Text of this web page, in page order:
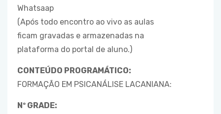
Whatsaap
(Após todo encontro ao vivo as aulas
ficam gravadas e armazenadas na
plataforma do portal de aluno.)
CONTEÚDO PROGRAMÁTICO:
FORMAÇÃO EM PSICANÁLISE LACANIANA:
Nº GRADE: